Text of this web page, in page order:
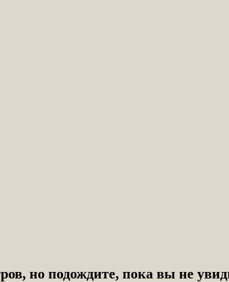
но подождите, пока вы не